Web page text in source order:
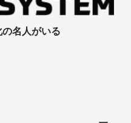
名人がいる